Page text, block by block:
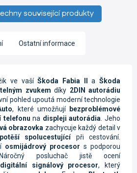
související produkty
Ostatní informace
ve vašíŠkoda Fabia IIa Škoda
zvukem díky 2DIN autorádiu
pohled upoutá moderní technologie
, které umožňují bezproblémové
telefonu na displeji autorádia . Jeho
obrazovka zachycuje každý detail v
potěší spolucestujícípři cestování.
osmijádrový procesor s podporou
posluchač jistě ocení
digitální signálový procesor, který